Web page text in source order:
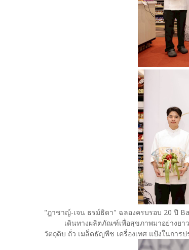
"ฎาชาญ์-เจน ธรม์ธิดา" ฉลองครบรอบ 20 ปี
เดินทางผลิตภัณฑ์เพื่อสุขภาพมาอย่างยาว
วัตถุดิบ ถั่ว เมล็ดธัญพืช เครื่องเทศ แป้งในกา